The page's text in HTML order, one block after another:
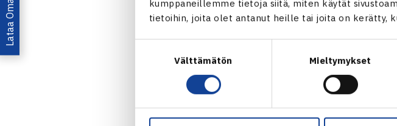
kumppaneillemme tietoja siitä, miten käytät
tietoihin, joita olet antanut heille tai joita on kerätty,
Välttämätön Mieltymykset
Jaa: